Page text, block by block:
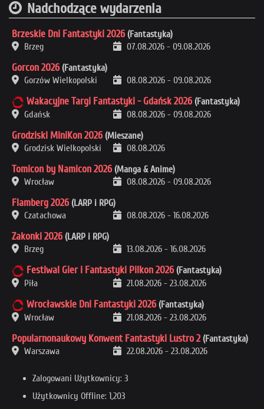
Nadchodzące wydarzenia
Brzeskie Dni Fantastyki 2026 (Fantastyka)
Brzeg
07.08.2026 - 09.08.2026
Gorcon 2026 (Fantastyka)
Gorzów Wielkopolski
08.08.2026 - 09.08.2026
Wakacyjne Targi Fantastyki - Gdańsk 2026 (Fantastyka)
Gdańsk
08.08.2026 - 09.08.2026
Grodziski MiniKon 2026 (Mieszane)
Grodzisk Wielkopolski
08.08.2026
Tomicon by Namicon 2026 (Manga & Anime)
Wrocław
08.08.2026 - 09.08.2026
Flamberg 2026 (LARP i RPG)
Czatachowa
08.08.2026 - 16.08.2026
Zakonki 2026 (LARP i RPG)
Brzeg
13.08.2026 - 16.08.2026
Festiwal Gier i Fantastyki Pilkon 2026 (Fantastyka)
Piła
21.08.2026 - 23.08.2026
Wrocławskie Dni Fantastyki 2026 (Fantastyka)
Wrocław
21.08.2026 - 23.08.2026
Popularnonaukowy Konwent Fantastyki Lustro 2 (Fantastyka)
Warszawa
22.08.2026 - 23.08.2026
Zalogowani Użytkownicy: 3
Użytkownicy Offline: 1,203